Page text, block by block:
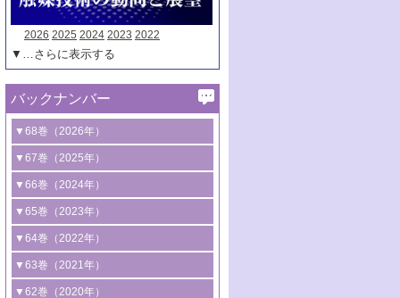
2026 2025 2024 2023 2022
▼…さらに表示する
バックナンバー
▼68巻（2026年）
1号 過酸化水素合成に関する研究動向
2号 コンピューター技術により加速する
触媒開発
3号 有機分子変換やCO 資源化のための
光触媒に関する最近の研究
B号 第137回触媒討論会（2026年）
▼67巻（2025年）
1号 CO
水素化によるグリーン燃料/グリ
ーンケミカル製造
2号 水素製造のための水分解技術に関す
る最近の研究
3号 オレフィン系樹脂の精密合成に関す
▼66巻（2024年）
1号 低次元ナノ構造を有する触媒材料
2号 規制反応場を活用した固体触媒研究
の新展開
3号 未踏分子変換を目指した酸化触媒プ
▼65巻（2023年）
1号 炭素が関わる触媒機能
2号 プラスチックケミカルリサイクルの
ための触媒技術
▼64巻（2022年）
1号 合成ガス製造とCOを用いるケミカル
ズ合成の最新動向
▼63巻（2021年）
1号 金触媒の新展開
▼62巻（2020年）